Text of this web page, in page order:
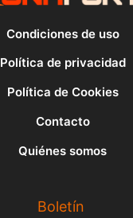
Condiciones de uso
Política de privacidad
Política de Cookies
Contacto
Quiénes somos
Boletín